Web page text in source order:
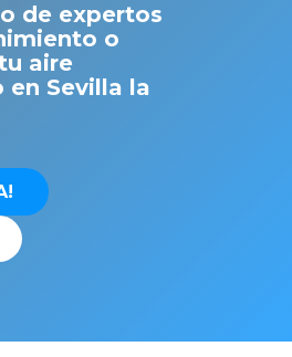
de expertos
o
aire
Sevilla la
!